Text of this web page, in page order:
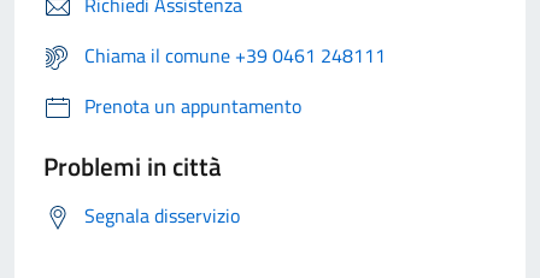
Chiama il comune +39 0461 248111
Prenota un appuntamento
Problemi in città
Segnala disservizio